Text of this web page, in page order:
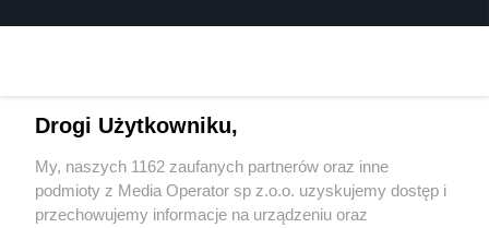
Wydawca mediów lokalnych
Drogi Użytkowniku,
My, naszych 1162 zaufanych partnerów oraz inne
podmioty z Media Operator sp z.o.o. uzyskujemy dostęp i
przechowujemy informacje na urządzeniu oraz